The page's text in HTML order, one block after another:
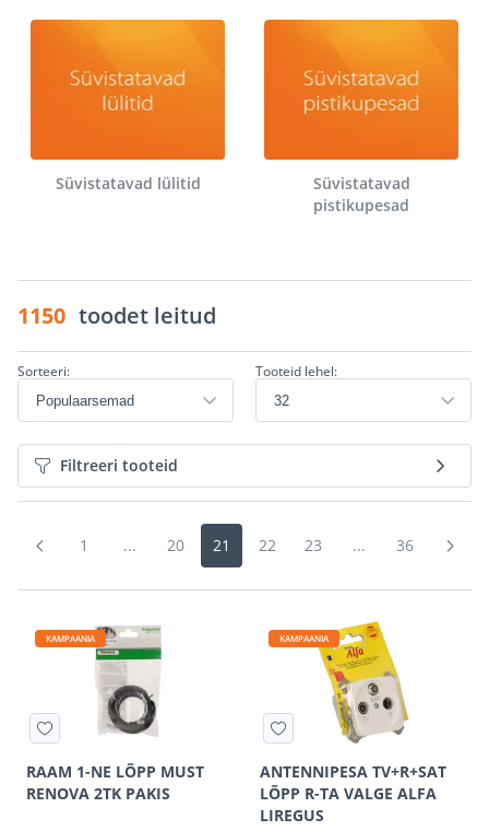
Süvistatavad lülitid
Süvistatavad
pistikupesad
1150 toodet leitud
Sorteeri: Tooteid lehel:
Filtreeri tooteid
1 ... 20 21 22 23 ... 36
KAMPAANIA
RAAM 1-NE LÕPP MUST
RENOVA 2TK PAKIS
KAMPAANIA
ANTENNIPESA TV+R+SAT
LÕPP R-TA VALGE ALFA
LIREGUS